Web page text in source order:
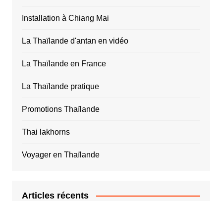
Installation à Chiang Mai
La Thaïlande d'antan en vidéo
La Thaïlande en France
La Thaïlande pratique
Promotions Thaïlande
Thai lakhorns
Voyager en Thaïlande
Articles récents